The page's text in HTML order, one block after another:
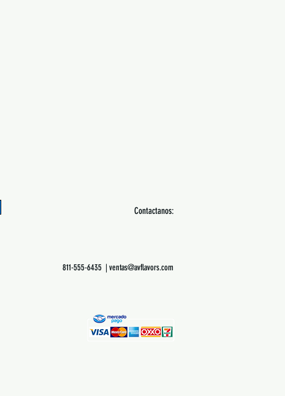
Contactanos:
811-555-6435 | ventas@avflavors.com